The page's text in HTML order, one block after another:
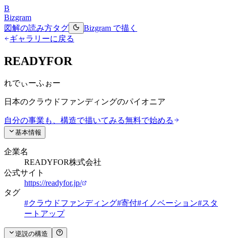
B
Bizgram
図解の読み方タグ
Bizgram で描く
ギャラリーに戻る
READYFOR
れでぃーふぉー
日本のクラウドファンディングのパイオニア
自分の事業も、構造で描いてみる無料で始める
基本情報
企業名
READYFOR株式会社
公式サイト
https://readyfor.jp/
タグ
#クラウドファンディング#寄付#イノベーション#スタ
ートアップ
逆説の構造